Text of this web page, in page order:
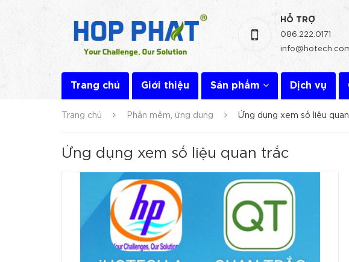
HỖ TRỢ
086.222.0171
Trang chủ Giới thiệu Sản phẩm Dịch vụ
Trang chủ Phần mềm, ứng dụng Ứng dụng xem số liệu
Ứng dụng xem số liệu quan trắc